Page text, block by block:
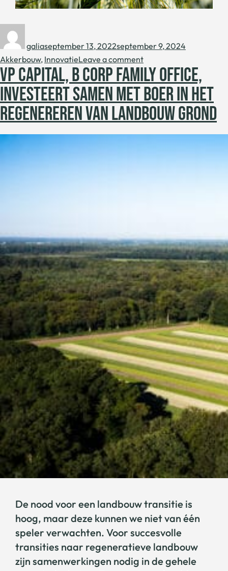
galiaseptember 13, 2022september 9, 2024
Akkerbouw, InnovatieLeave a comment
VP CAPITAL, B CORP FAMILY OFFICE,
INVESTEERT SAMEN MET BOER IN HET
REGENEREREN VAN LANDBOUW GROND
De nood voor een landbouw transitie is
hoog, maar deze kunnen we niet van één
speler verwachten. Voor succesvolle
transities naar regeneratieve landbouw
zijn samenwerkingen nodig in de gehele